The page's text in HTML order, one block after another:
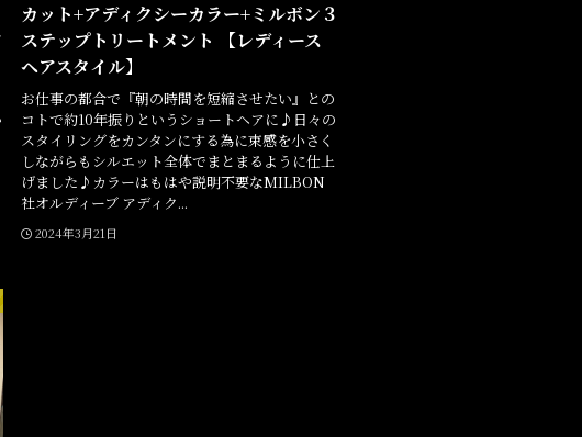
カット+アディクシーカラー+ミルボン３
ステップトリートメント 【レディース
ヘアスタイル】
お仕事の都合で『朝の時間を短縮させたい』との
コトで約10年振りというショートヘアに♪日々の
スタイリングをカンタンにする為に束感を小さく
しながらもシルエット全体でまとまるように仕上
げました♪カラーはもはや説明不要なMILBON
社オルディーブ アディク...
2024年3月21日